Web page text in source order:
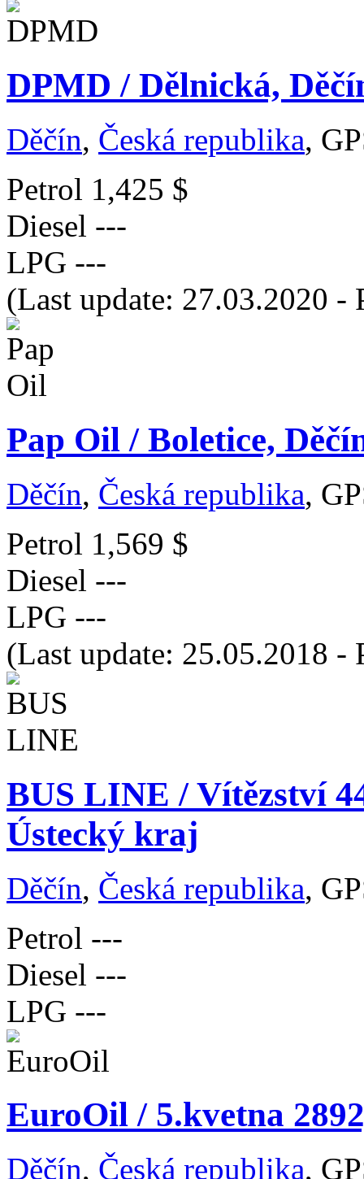
DPMD / Dělnická,
Děčín, Česká republika,
Petrol 1,425 $
Diesel ---
LPG ---
(Last update: 27.03.2020 -
Pap Oil / Boletice,
Děčín, Česká republika,
Petrol 1,569 $
Diesel ---
LPG ---
(Last update: 25.05.2018 -
BUS LINE / Vítězství
Ústecký kraj
Děčín, Česká republika,
Petrol ---
Diesel ---
LPG ---
EuroOil / 5.kvetna
Děčín, Česká republika,